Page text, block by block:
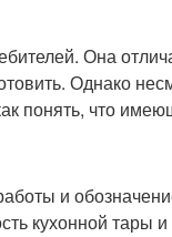
Она
Однако
понять, что
и
кухонной тары